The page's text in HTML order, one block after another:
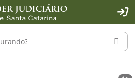
acessibilidade - Rybená
- Poder